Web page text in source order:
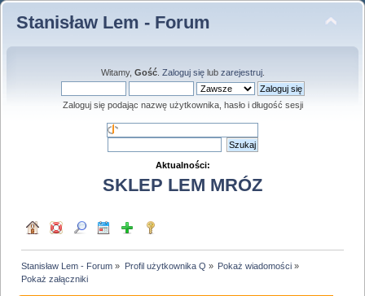
Stanisław Lem - Forum
Witamy, Gość. Zaloguj sięlub zarejestruj.
Zaloguj się podając nazwę użytkownika, hasło i długość sesji
Aktualności:
SKLEP LEM MRÓZ
Stanisław Lem - Forum » Profil użytkownika Q » Pokaż wiadomości»
Pokaż załączniki